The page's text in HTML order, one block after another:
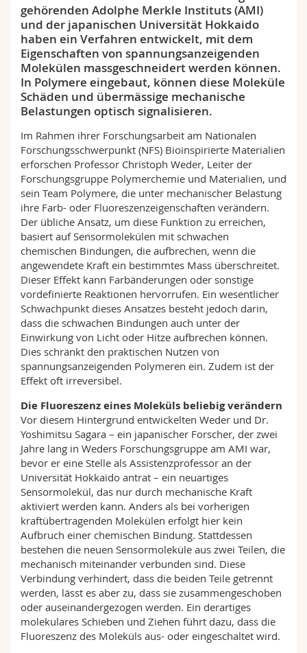
Math.-Nat. und Med. Fak.
Interfakultär
Mitarbeitende
Doktorierende
Webmail
Vorlesungsverzeichnis
MyUnifr
gehörenden Adolphe Merkle Instituts (AMI)
und der japanischen Universität Hokkaido
haben ein Verfahren entwickelt, mit dem
Eigenschaften von spannungsanzeigenden
Molekülen massgeschneidert werden können.
In Polymere eingebaut, können diese Moleküle
Schäden und übermässige mechanische
Belastungen optisch signalisieren.
Im Rahmen ihrer Forschungsarbeit am Nationalen
Forschungsschwerpunkt (NFS) Bioinspirierte Materialien
erforschen Professor Christoph Weder, Leiter der
Forschungsgruppe Polymerchemie und Materialien, und
sein Team Polymere, die unter mechanischer Belastung
ihre Farb- oder Fluoreszenzeigenschaften verändern.
Der übliche Ansatz, um diese Funktion zu erreichen,
basiert auf Sensormolekülen mit schwachen
chemischen Bindungen, die aufbrechen, wenn die
angewendete Kraft ein bestimmtes Mass überschreitet.
Dieser Effekt kann Farbänderungen oder sonstige
vordefinierte Reaktionen hervorrufen. Ein wesentlicher
Schwachpunkt dieses Ansatzes besteht jedoch darin,
dass die schwachen Bindungen auch unter der
Einwirkung von Licht oder Hitze aufbrechen können.
Dies schränkt den praktischen Nutzen von
spannungsanzeigenden Polymeren ein. Zudem ist der
Effekt oft irreversibel.
Die Fluoreszenz eines Moleküls beliebig verändern
Vor diesem Hintergrund entwickelten Weder und Dr.
Yoshimitsu Sagara – ein japanischer Forscher, der zwei
Jahre lang in Weders Forschungsgruppe am AMI war,
bevor er eine Stelle als Assistenzprofessor an der
Universität Hokkaido antrat – ein neuartiges
Sensormolekül, das nur durch mechanische Kraft
aktiviert werden kann. Anders als bei vorherigen
kraftübertragenden Molekülen erfolgt hier kein
Aufbruch einer chemischen Bindung. Stattdessen
bestehen die neuen Sensormoleküle aus zwei Teilen, die
mechanisch miteinander verbunden sind. Diese
Verbindung verhindert, dass die beiden Teile getrennt
werden, lässt es aber zu, dass sie zusammengeschoben
oder auseinandergezogen werden. Ein derartiges
molekulares Schieben und Ziehen führt dazu, dass die
Fluoreszenz des Moleküls aus- oder eingeschaltet wird.